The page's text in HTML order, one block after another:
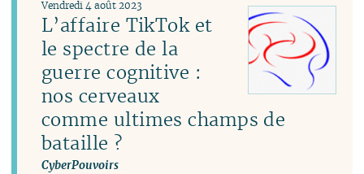
L’affaire TikTok et
le spectre de la
guerre cognitive :
nos cerveaux
comme ultimes champs de
bataille ?
CyberPouvoirs
Vendredi 4 août 2023